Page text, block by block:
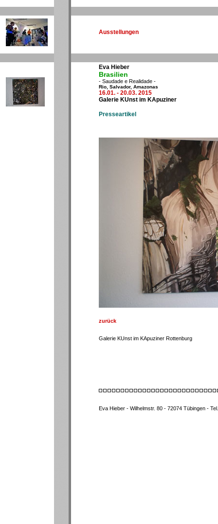
Ausstellungen
Eva Hieber
Brasilien
- Saudade e Realidade -
Rio, Salvador, Amazonas
16.01. - 20.03. 2015
Galerie KUnst im KApuziner
Presseartikel
zurück
Galerie KUnst im KApuziner Rottenburg
Eva Hieber - Wilhelmstr. 80 - 72074 Tübingen -